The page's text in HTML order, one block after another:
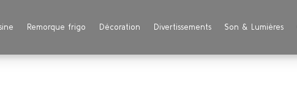
Remorque frigo Décoration Divertissements Son & Lumières